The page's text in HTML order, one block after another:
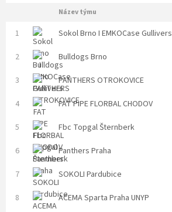
Název týmu
1 Sokol Brno I EMKOCase Gullivers
2
Bulldogs Brno
3
PANTHERS OTROKOVICE
4
FAT PIPE FLORBAL CHODOV
5
Fbc Topgal Šternberk
6
Panthers Praha
7
SOKOLI Pardubice
8
ACEMA Sparta Praha UNYP